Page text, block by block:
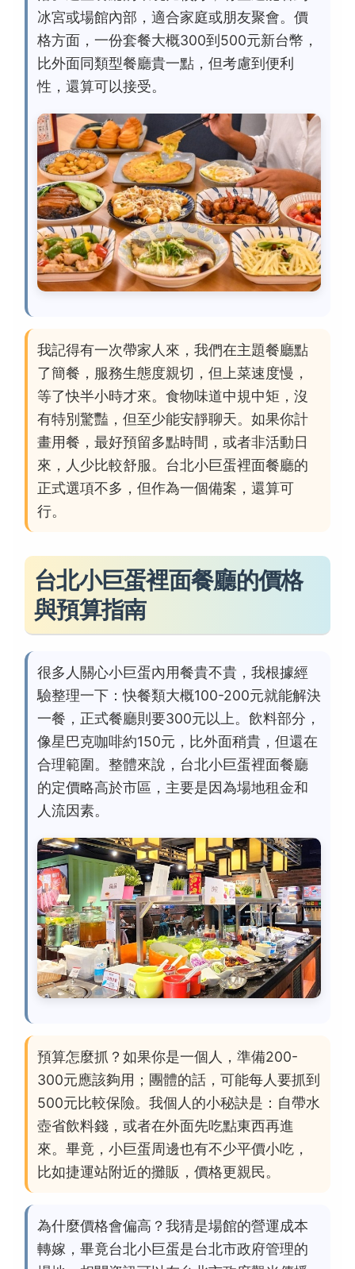
冰宮或場館內部，適合家庭或朋友聚會。價
格方面，一份套餐大概300到500元新台幣，
比外面同類型餐廳貴一點，但考慮到便利
性，還算可以接受。
我記得有一次帶家人來，我們在主題餐廳點
了簡餐，服務生態度親切，但上菜速度慢，
等了快半小時才來。食物味道中規中矩，沒
有特別驚豔，但至少能安靜聊天。如果你計
畫用餐，最好預留多點時間，或者非活動日
來，人少比較舒服。台北小巨蛋裡面餐廳的
正式選項不多，但作為一個備案，還算可
行。
台北小巨蛋裡面餐廳的價格
與預算指南
很多人關心小巨蛋內用餐貴不貴，我根據經
驗整理一下：快餐類大概100-200元就能解決
一餐，正式餐廳則要300元以上。飲料部分，
像星巴克咖啡約150元，比外面稍貴，但還在
合理範圍。整體來說，台北小巨蛋裡面餐廳
的定價略高於市區，主要是因為場地租金和
人流因素。
預算怎麼抓？如果你是一個人，準備200-
300元應該夠用；團體的話，可能每人要抓到
500元比較保險。我個人的小秘訣是：自帶水
壺省飲料錢，或者在外面先吃點東西再進
來。畢竟，小巨蛋周邊也有不少平價小吃，
比如捷運站附近的攤販，價格更親民。
為什麼價格會偏高？我猜是場館的營運成本
轉嫁，畢竟台北小巨蛋是台北市政府管理的